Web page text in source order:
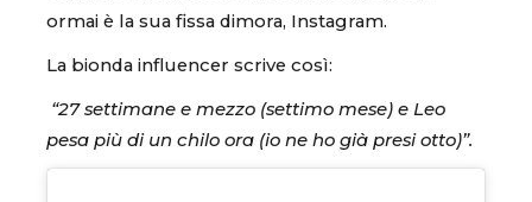
ormai è la sua fissa dimora, Instagram.
La bionda influencer scrive così:
“27 settimane e mezzo (settimo mese) e Leo
pesa più di un chilo ora (io ne ho già presi otto)”.